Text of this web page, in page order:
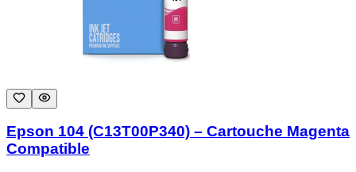
Epson 104 (C13T00P340) – Cartouche Magenta
Compatible